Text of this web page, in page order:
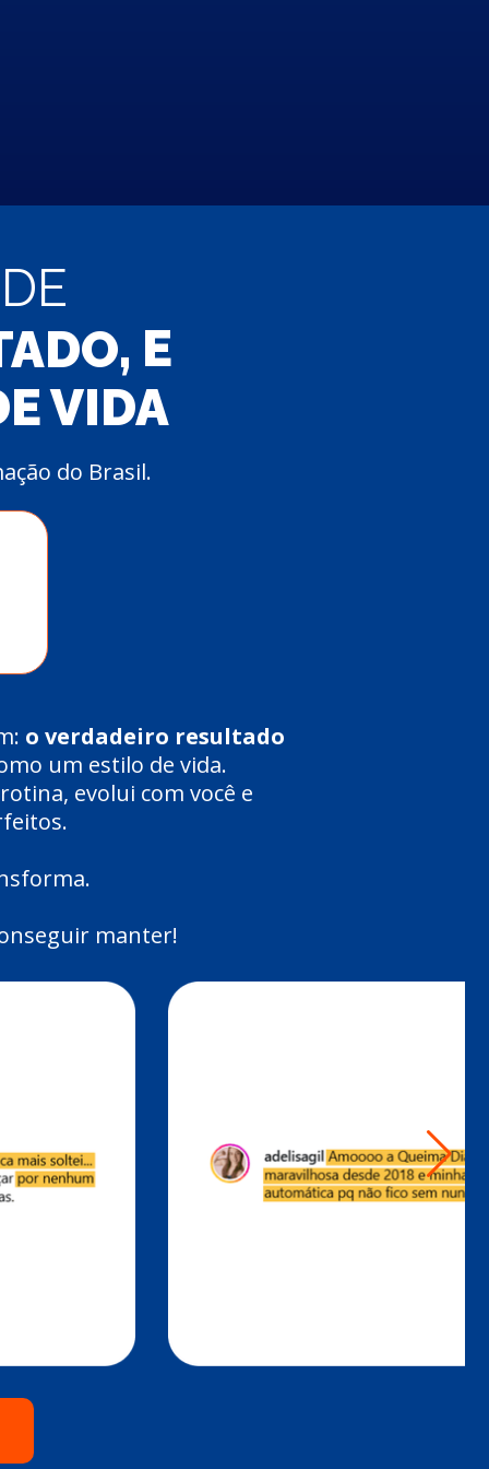
E
VIDA
do Brasil.
o verdadeiro resultado
um estilo de vida.
evolui com você e
manter!